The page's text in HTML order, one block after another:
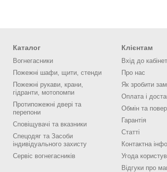
Каталог
Вогнегасники
Пожежні шафи, щити, стенди
Пожежні рукави, крани,
гідранти, мотопомпи
Протипожежні двері та
перепони
Сповіщувачі та вказники
Спецодяг та Засоби
індивідуального захисту
Сервіс вогнегасників
Клієнтам
Вхід до
Про нас
Як зробити
Оплата і
Обмін та
Гарантія
Статті
Контактна
Угода
Відгуки про